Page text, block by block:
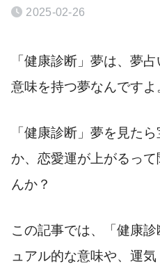
2025-02-26
「健康診断」夢は、夢
意味を持つ夢なんですよ
「健康診断」夢を見た
か、恋愛運が上がるっ
んか？
この記事では、「健康
ュアル的な意味や、運